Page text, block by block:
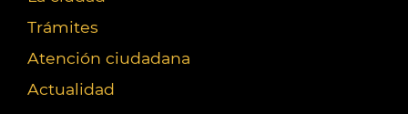
Trámites
Atención ciudadana
Actualidad